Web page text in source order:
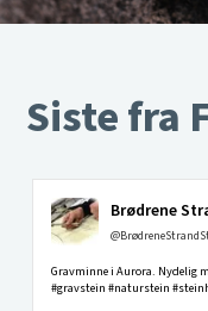
Siste fra
Brødrene
Gravminne i Aurora. Nydelig
#gravstein #naturstein